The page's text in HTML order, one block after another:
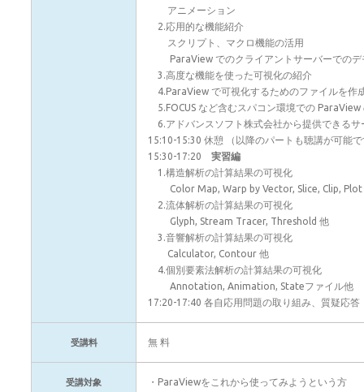
アニメーション
2.応用的な機能紹介
スクリプト、マクロ機能の活用
ParaView でのクライアントサーバーでのデ
3.高度な機能を使った可視化の紹介
4.ParaView で可視化するためのファイルを作
5.FOCUS など含むスパコン環境での ParaView
6.アドバンスソフト株式会社から提供できるサ
15:10-15:30 休憩 （以降のパートも聴講が可能
15:30-17:20 実習編
1.構造解析の計算結果の可視化
Color Map, Warp by Vector, Slice, Clip, Plot
2.流体解析の計算結果の可視化
Glyph, Stream Tracer, Threshold 他
3.音響解析の計算結果の可視化
Calculator, Contour 他
4.個別要素法解析の計算結果の可視化
Annotation, Animation, Stateファイル他
17:20-17:40 各自応用問題の取り組み、質疑応
受講料 無 料
受講対象
・ParaViewをこれから使ってみようという方